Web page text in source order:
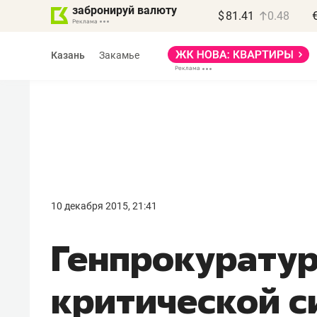
забронируй валюту $ 81.41 0.48
Казань Закамье
10 декабря 2015, 21:41
критической
правил, бизнес может
потерять минимум